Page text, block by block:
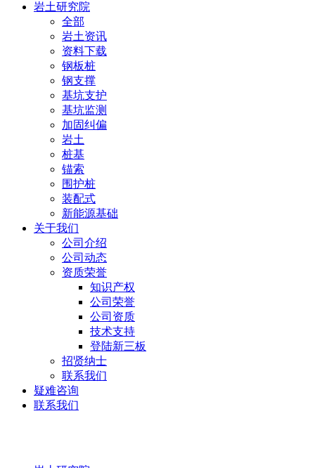
岩土研究院
全部
岩土资讯
资料下载
钢板桩
钢支撑
基坑支护
基坑监测
加固纠偏
岩土
桩基
锚索
围护桩
装配式
新能源基础
关于我们
公司介绍
公司动态
资质荣誉
知识产权
公司荣誉
公司资质
技术支持
登陆新三板
招贤纳士
联系我们
疑难咨询
联系我们